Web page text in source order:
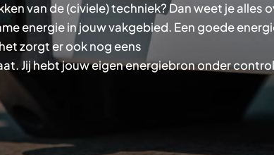
van de (civiele) techniek? Dan weet je alles
energie in jouw vakgebied. Een goede
zorgt er ook nog eens
Jij hebt jouw eigen energiebron onder